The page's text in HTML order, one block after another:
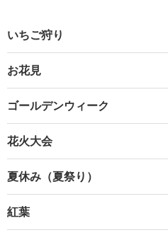
いちご狩り
お花見
ゴールデンウィーク
花火大会
夏休み（夏祭り）
紅葉